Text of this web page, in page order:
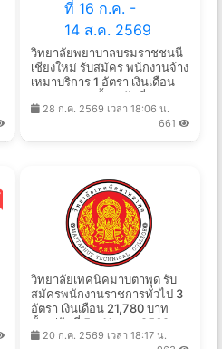
วิทยาลัยพยาบาลบรมราชชนนี
เชียงใหม่ รับสมัคร พนักงานจ้าง
เหมาบริการ 1 อัตรา เงินเดือน
15,000 บาท ตั้งแต่วันที่ 16 ก.ค.
- 14 ส.ค. 2569
28 ก.ค. 2569 เวลา 18:06 น.
661
วิทยาลัยเทคนิคมาบตาพุด รับ
สมัครพนักงานราชการทั่วไป 3
อัตรา เงินเดือน 21,780 บาท
ตั้งแต่วันที่ 5 - 11 ส.ค. 2569
20 ก.ค. 2569 เวลา 18:17 น.